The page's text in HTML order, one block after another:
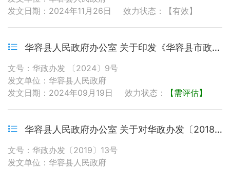
发文日期：2024年11月26日
效力状态：【有效】
华容县人民政府办公室 关于印发《华容县市政公用基础设施移交管理暂行办法》的通知
文号：华政办发 〔2024〕9号
发文单位：华容县人民政府
发文日期：2024年09月19日
效力状态： 【需评估】
华容县人民政府办公室 关于对华政办发〔2018〕15号文件部分条款 内容予以修改的通知
文号：华政办发〔2019〕13号
发文单位：华容县人民政府